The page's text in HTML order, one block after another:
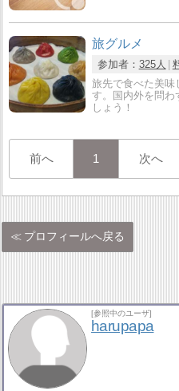
旅グルメ
参加者： 325人
旅先で食べた美味
す。国内外を問わ
しょう！
前へ 1 次へ
プロフィールへ戻る
[参照中のユーザ]
harupapa